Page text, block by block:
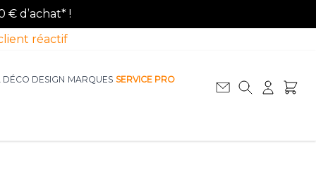
€ d’achat* !
réactif
DÉCO DESIGN MARQUES SERVICE PRO